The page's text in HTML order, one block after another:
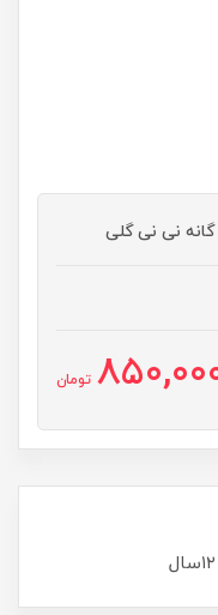
نی نی گلی
تومان